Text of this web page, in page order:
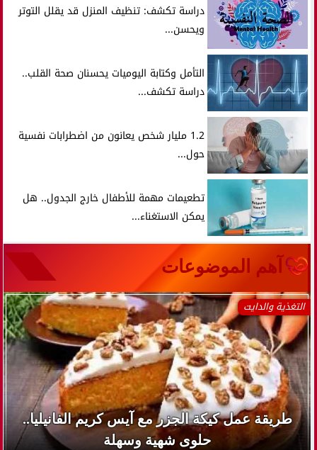
دراسة تكشف: تنظيف المنزل قد يقلل التوتر
ويحسن...
التأمل وكتابة اليوميات يحسنان صحة القلب..
دراسة تكشف...
1.2 مليار شخص يعانون من اضطرابات نفسية
حول...
تطعيمات مهمة للأطفال خارج الجدول.. هل
يمكن الاستغناء...
آهم الموضوعات
التغذية والدايت
طريقة عمل كيكة الجزر مع آيس كريم الفانيليا..
حلوى شهية وسهلة